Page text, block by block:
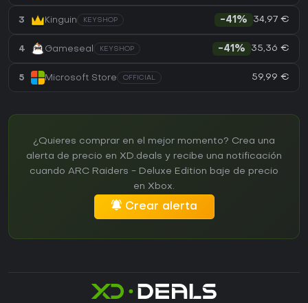
3 Kinguin KEYSHOP -41% 34,97 €
4 Gameseal KEYSHOP -41% 35,36 €
5 Microsoft Store OFFICIAL 59,99 €
¿Quieres comprar en el mejor momento? Crea una
alerta de precio en XD.deals y recibe una notificación
cuando ARC Raiders - Deluxe Edition baje de precio
en Xbox.
Crear alerta